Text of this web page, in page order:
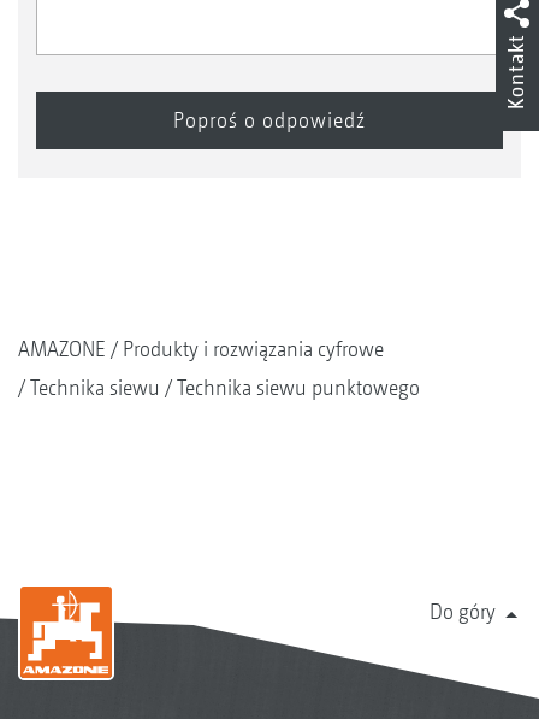
AMAZONE
Produkty i rozwiązania cyfrowe
Technika siewu
Technika siewu punktowego
Do góry
Kontakt